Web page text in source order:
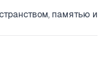
памятью и